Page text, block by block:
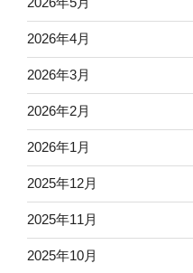
2026年4月
2026年3月
2026年2月
2026年1月
2025年12月
2025年11月
2025年10月